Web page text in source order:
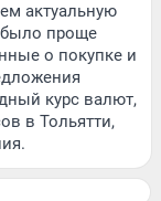
актуальную
проще
о покупке и
курс валют,
в Тольятти,